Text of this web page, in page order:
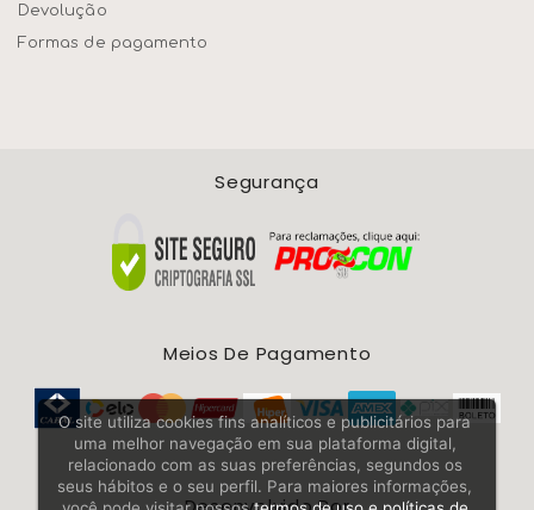
Devolução
Formas de pagamento
Segurança
Meios De Pagamento
O site utiliza cookies fins analíticos e publicitários para
uma melhor navegação em sua plataforma digital,
relacionado com as suas preferências, segundos os
seus hábitos e o seu perfil. Para maiores informações,